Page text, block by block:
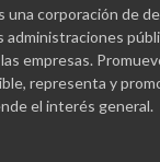
una corporación de
administraciones
empresas.
representa y
el interés general.